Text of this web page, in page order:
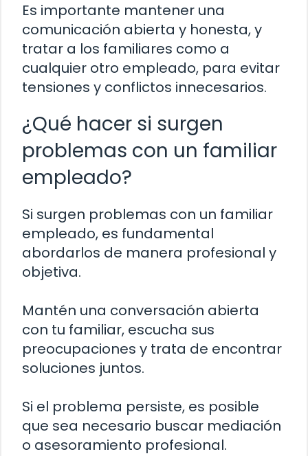
Es importante mantener una
comunicación abierta y honesta, y
tratar a los familiares como a
cualquier otro empleado, para evitar
tensiones y conflictos innecesarios.
¿Qué hacer si surgen
problemas con un familiar
empleado?
Si surgen problemas con un familiar
empleado, es fundamental
abordarlos de manera profesional y
objetiva.
Mantén una conversación abierta
con tu familiar, escucha sus
preocupaciones y trata de encontrar
soluciones juntos.
Si el problema persiste, es posible
que sea necesario buscar mediación
o asesoramiento profesional.